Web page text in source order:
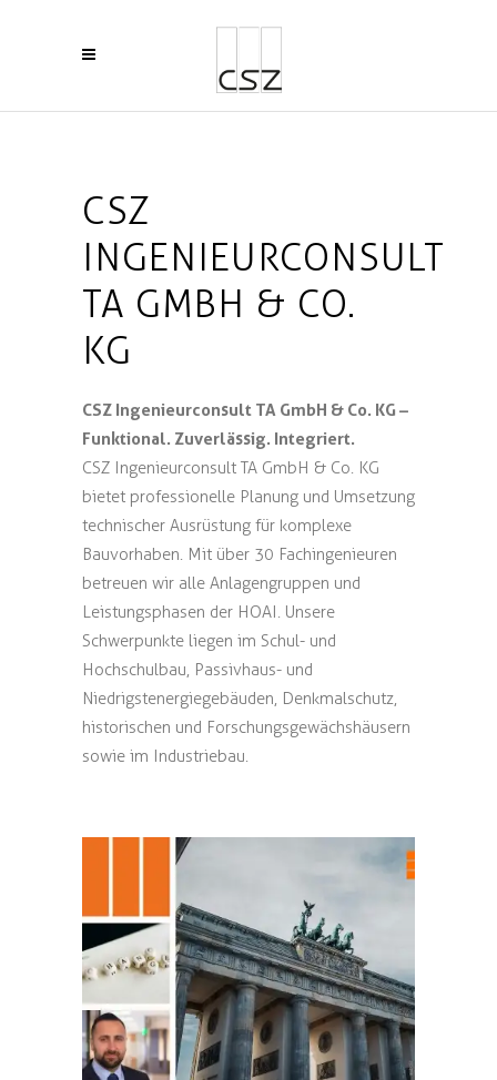
CSZ
INGENIEURCONSULT
TA GMBH & CO.
KG
CSZ Ingenieurconsult TA GmbH & Co. KG –
Funktional. Zuverlässig. Integriert.
CSZ Ingenieurconsult TA GmbH & Co. KG
bietet professionelle Planung und Umsetzung
technischer Ausrüstung für komplexe
Bauvorhaben. Mit über 30 Fachingenieuren
betreuen wir alle Anlagengruppen und
Leistungsphasen der HOAI. Unsere
Schwerpunkte liegen im Schul- und
Hochschulbau, Passivhaus- und
Niedrigstenergiegebäuden, Denkmalschutz,
historischen und Forschungsgewächshäusern
sowie im Industriebau.